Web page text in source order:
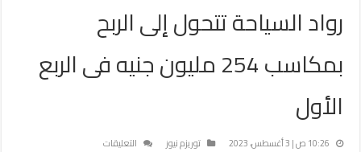
رواد السياحة تتحول إلى الربح
بمكاسب 254 مليون جنيه فى الربع
الأول
10:26 ص | 3 أغسطس، 2023 توريزم نيوز التعليقات